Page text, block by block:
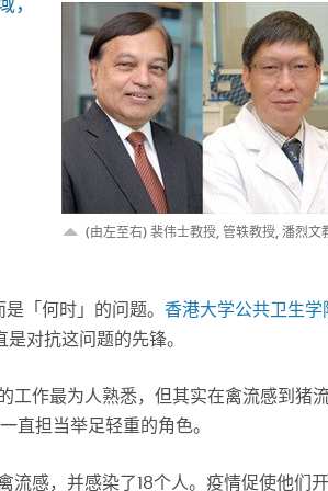
，
(由左至右) 裴伟士教授, 管轶教授, 潘烈文
「何时」的问题。 香港大学公共卫生学
对抗这问题的先锋。
工作最为人熟悉，但其实在禽流感到猪
直担当举足轻重的角色。
流感，并感染了18个人。疫情促使他们